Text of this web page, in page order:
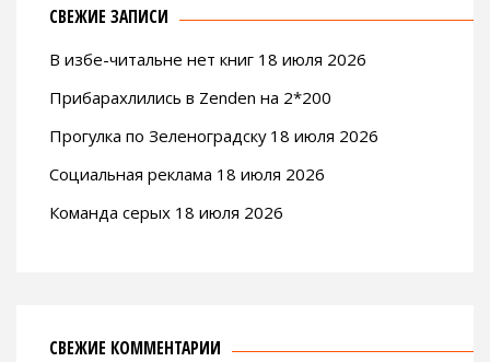
СВЕЖИЕ ЗАПИСИ
В избе-читальне нет книг 18 июля 2026
Прибарахлились в Zenden на 2*200
Прогулка по Зеленоградску 18 июля 2026
Социальная реклама 18 июля 2026
Команда серых 18 июля 2026
СВЕЖИЕ КОММЕНТАРИИ